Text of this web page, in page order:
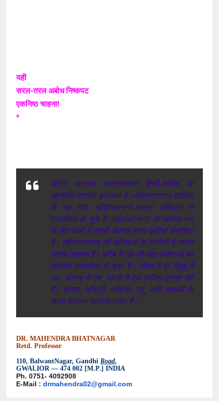
यही
सरल-तरल अबोध निष्कपट
एकनिष्ठ चाहना!
*
महेंद्र भटनागर स्वातंत्र्योत्तर हिन्दी-कविता के
बहुचर्चित यशस्वी हस्ताक्षर हैं।महेंद्रभटनागर-साहित्य
के छह खंड 'महेंद्रभटनागर-समग्र' अभिधान से
प्रकाशित हो चुके हैं।महेंद्रभटनागर की कविता-गंगा
के तीन खंडों में उनकी अठारह काव्य-कृतियाँ समाविष्ट
हैं। महेंद्रभटनागर की कविताओं के अंग्रेज़ी में ग्यारह
संग्रह उपलब्ध हैं। फ्रेंच में एक-सौ-आठ कविताओं का
संकलन प्रकाशित हो चुका है। तमिल में दो, तेलुगु में
एक, कन्नड़ में एक, मराठी में एक कविता-संग्रह छपे
हैं। बाँगला, मणिपुरी, ओड़िया, उर्दू, आदि भाषाओं के
काव्य-संकलन प्रकाशनाधीन हैं।
DR. MAHENDRA BHATNAGAR
Retd. Professor
110, BalwantNagar, GandhiRoad,
GWALIOR — 474 002 [M.P.] INDIA
Ph. 0751- 4092908
E-Mail :drmahendra02@gmail.com